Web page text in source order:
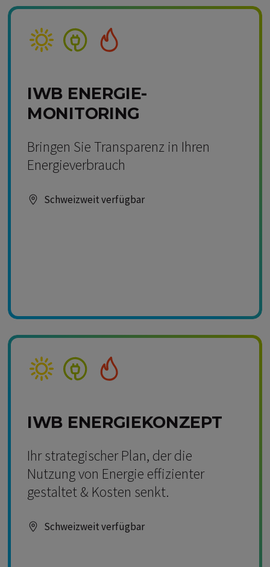
Kompetenz Solar
Kompetenz Strom
Kompetenz Wärme
IWB ENERGIE-
MONITORING
Bringen Sie Transparenz in Ihren
Energieverbrauch
Schweizweit verfügbar
Kompetenz Solar
Kompetenz Strom
Kompetenz Wärme
IWB ENERGIEKONZEPT
Ihr strategischer Plan, der die
Nutzung von Energie effizienter
gestaltet & Kosten senkt.
Schweizweit verfügbar